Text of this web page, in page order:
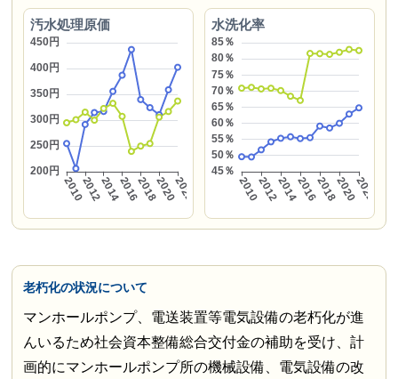
汚水処理原価 水洗化率
老朽化の状況について
マンホールポンプ、電送装置等電気設備の老朽化が進
んいるため社会資本整備総合交付金の補助を受け、計
画的にマンホールポンプ所の機械設備、電気設備の改